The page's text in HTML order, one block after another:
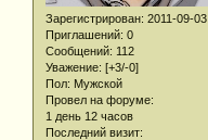
Зарегистрирован: 2011-09-03
Приглашений: 0
Сообщений: 112
Уважение: [+3/-0]
Пол: Мужской
Провел на форуме:
1 день 12 часов
Последний визит: